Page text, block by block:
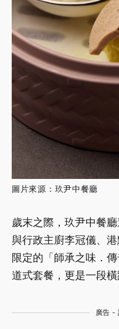
圖片來源：玖尹中餐廳
歲末之際，玖尹中餐
與行政主廚李冠儀、
限定的「師承之味．
道式套餐，更是一段橫
廣告 -